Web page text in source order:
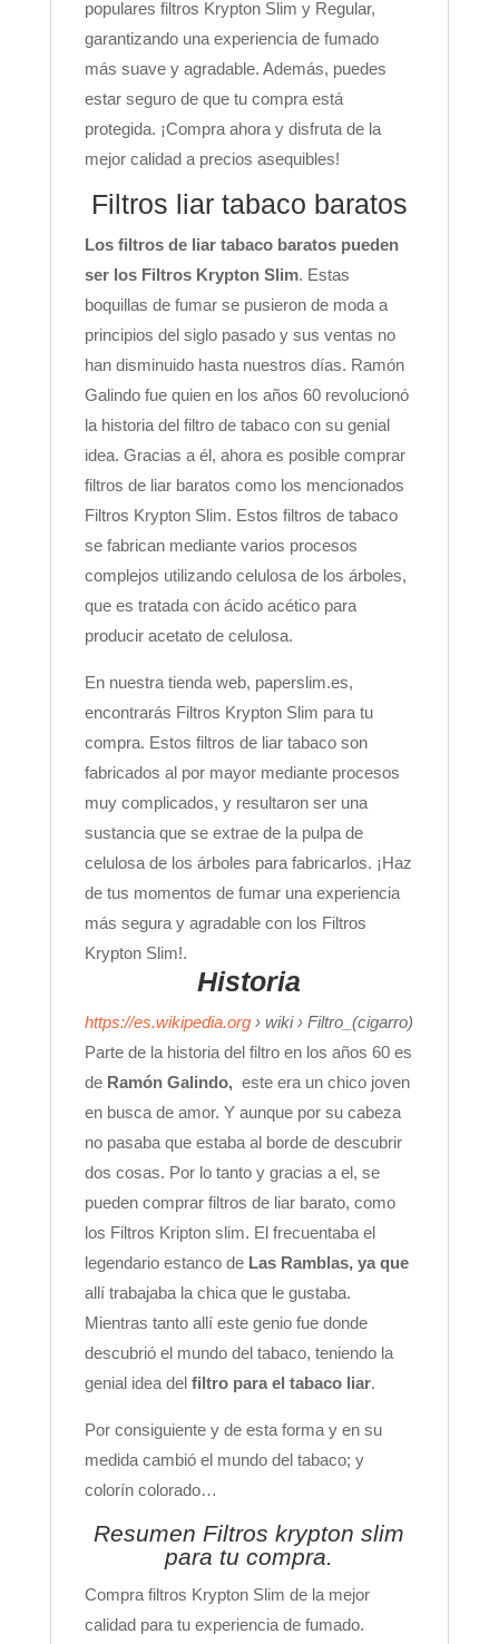
populares filtros Krypton Slim y Regular,
garantizando una experiencia de fumado
más suave y agradable. Además, puedes
estar seguro de que tu compra está
protegida. ¡Compra ahora y disfruta de la
mejor calidad a precios asequibles!
Filtros liar tabaco baratos
Los filtros de liar tabaco baratos pueden
ser los Filtros Krypton Slim. Estas
boquillas de fumar se pusieron de moda a
principios del siglo pasado y sus ventas no
han disminuido hasta nuestros días. Ramón
Galindo fue quien en los años 60 revolucionó
la historia del filtro de tabaco con su genial
idea. Gracias a él, ahora es posible comprar
filtros de liar baratos como los mencionados
Filtros Krypton Slim. Estos filtros de tabaco
se fabrican mediante varios procesos
complejos utilizando celulosa de los árboles,
que es tratada con ácido acético para
producir acetato de celulosa.
En nuestra tienda web, paperslim.es,
encontrarás Filtros Krypton Slim para tu
compra. Estos filtros de liar tabaco son
fabricados al por mayor mediante procesos
muy complicados, y resultaron ser una
sustancia que se extrae de la pulpa de
celulosa de los árboles para fabricarlos. ¡Haz
de tus momentos de fumar una experiencia
más segura y agradable con los Filtros
Krypton Slim!.
Historia
https://es.wikipedia.org› wiki › Filtro_(cigarro)
Parte de la historia del filtro en los años 60 es
de Ramón Galindo, este era un chico joven
en busca de amor. Y aunque por su cabeza
no pasaba que estaba al borde de descubrir
dos cosas. Por lo tanto y gracias a el, se
pueden comprar filtros de liar barato, como
los Filtros Kripton slim. El frecuentaba el
legendario estanco de Las Ramblas, ya que
allí trabajaba la chica que le gustaba.
Mientras tanto allí este genio fue donde
descubrió el mundo del tabaco, teniendo la
genial idea del filtro para el tabaco liar.
Por consiguiente y de esta forma y en su
medida cambió el mundo del tabaco; y
colorín colorado…
Resumen Filtros krypton slim
para tu compra.
Compra filtros Krypton Slim de la mejor
calidad para tu experiencia de fumado.